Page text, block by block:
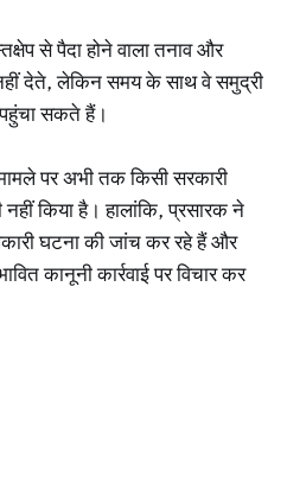
से पैदा होने वाला तनाव और
देते, लेकिन समय के साथ वे समुद्री
सकते हैं।
पर अभी तक किसी सरकारी
किया है। हालांकि, प्रसारक ने
घटना की जांच कर रहे हैं और
कानूनी कार्रवाई पर विचार कर